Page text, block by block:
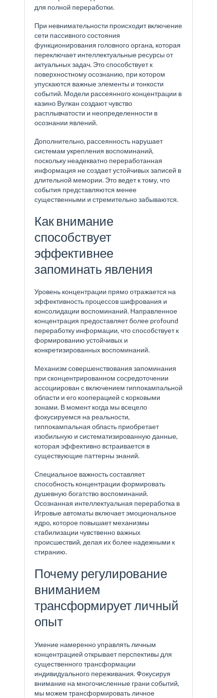
для полной переработки.
При невнимательности происходит включение
сети пассивного состояния
функционирования головного органа, которая
переключает интеллектуальные ресурсы от
актуальных задач. Это способствует к
поверхностному осознанию, при котором
упускаются важные элементы и тонкости
событий. Модели рассеянного концентрации в
казино Вулкан создают чувство
расплывчатости и неопределенности в
осознании явлений.
Дополнительно, рассеянность нарушает
системам укрепления воспоминаний,
поскольку неадекватно переработанная
информация не создает устойчивых записей в
длительной мемории. Это ведет к тому, что
события представляются менее
существенными и стремительно забываются.
Как внимание
способствует
эффективнее
запоминать явления
Уровень концентрации прямо отражается на
эффективность процессов шифрования и
консолидации воспоминаний. Направленное
концентрация предоставляет более profound
переработку информации, что способствует к
формированию устойчивых и
конкретизированных воспоминаний.
Механизм совершенствования запоминания
при сконцентрированном сосредоточении
ассоциирован с включением гиппокампальной
области и его кооперацией с корковыми
зонами. В момент когда мы всецело
фокусируемся на реальности,
гиппокампальная область приобретает
изобильную и систематизированную данные,
которая эффективно встраивается в
существующие паттерны знаний.
Специальное важность составляет
способность концентрации формировать
душевную богатство воспоминаний.
Осознанная интеллектуальная переработка в
Игровые автоматы включает эмоциональное
ядро, которое повышает механизмы
стабилизации чувственно важных
происшествий, делая их более надежными к
стиранию.
Почему регулирование
вниманием
трансформирует личный
опыт
Умение намеренно управлять личным
концентрацией открывает перспективы для
существенного трансформации
индивидуального переживания. Фокусируя
внимание на многочисленные грани событий,
мы можем трансформировать личное